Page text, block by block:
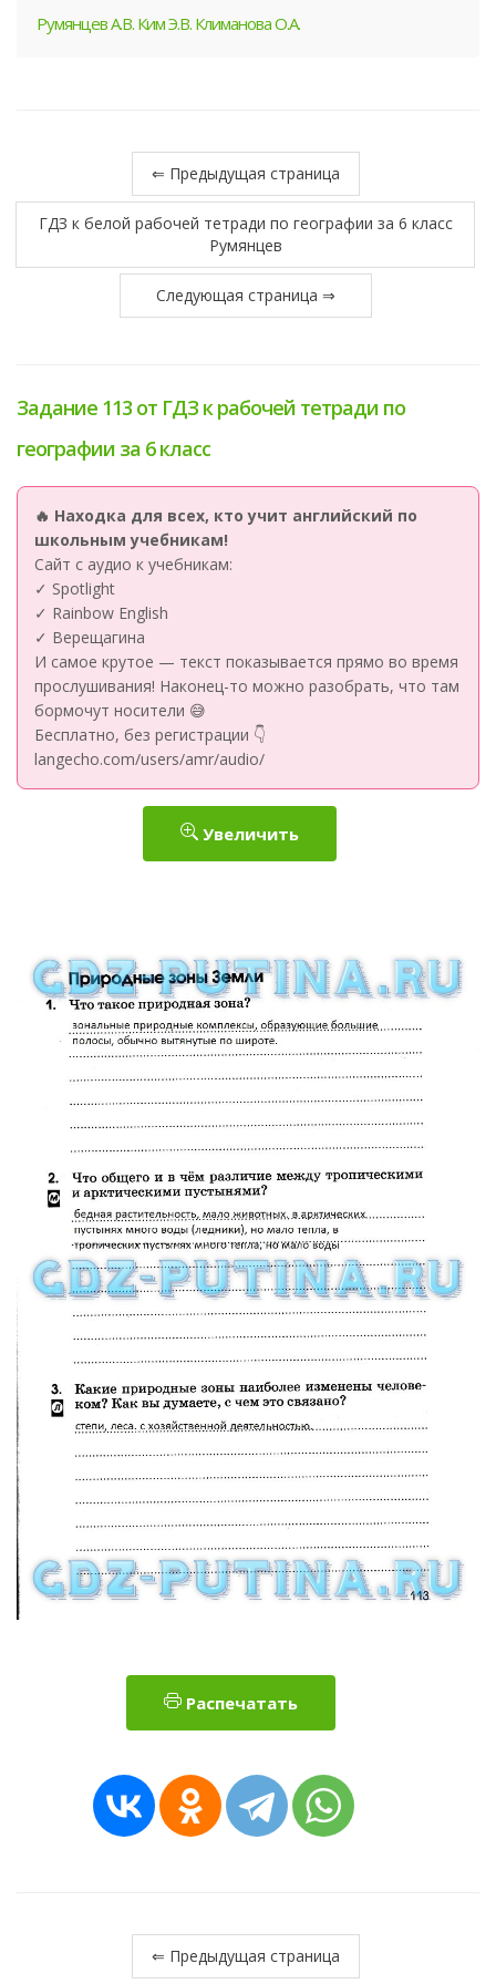
Румянцев А.В. Ким Э.В. Климанова О.А.
⇐ Предыдущая страница
ГДЗ к белой рабочей тетради по географии за 6 класс
Румянцев
Следующая страница ⇒
Задание 113 от ГДЗ к рабочей тетради по
географии за 6 класс
🔥 Находка для всех, кто учит английский по
школьным учебникам!
Сайт с аудио к учебникам:
✓ Spotlight
✓ Rainbow English
✓ Верещагина
И самое крутое — текст показывается прямо во время
прослушивания! Наконец-то можно разобрать, что там
бормочут носители 😅
Бесплатно, без регистрации 👇
langecho.com/users/amr/audio/
Увеличить
Распечатать
⇐ Предыдущая страница